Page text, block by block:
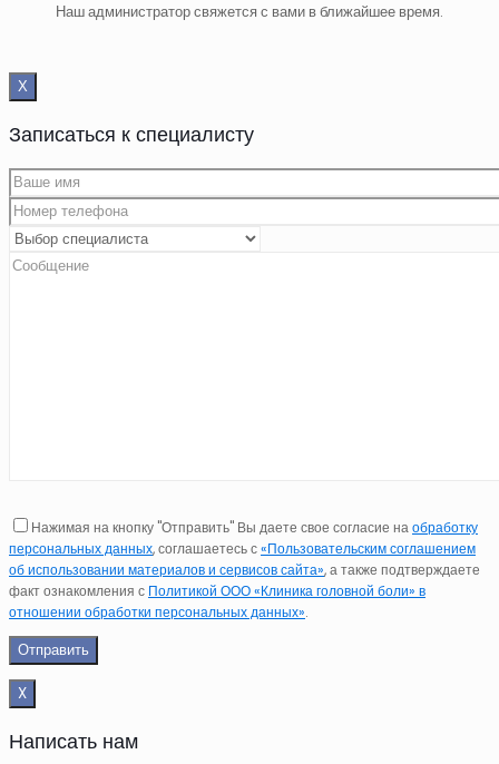
Наш администратор свяжется с вами в ближайшее время.
Х
Записаться к специалисту
Нажимая на кнопку "Отправить" Вы даете свое согласие наобработку
персональных данных, соглашаетесь с«Пользовательским соглашением
об использовании материалов и сервисов сайта», а также подтверждаете
факт ознакомления с Политикой ООО «Клиника головной боли» в
отношении обработки персональных данных».
X
Написать нам